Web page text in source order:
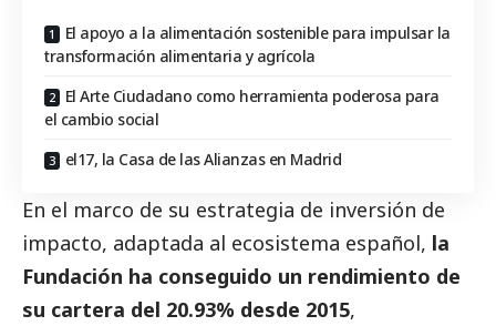
El apoyo a la alimentación sostenible para impulsar la
transformación alimentaria y agrícola
El Arte Ciudadano como herramienta poderosa para
el cambio social
el17, la Casa de las Alianzas en Madrid
En el marco de su estrategia de inversión de
impacto, adaptada al ecosistema español, la
Fundación ha conseguido un rendimiento de
su cartera del 20.93% desde 2015,